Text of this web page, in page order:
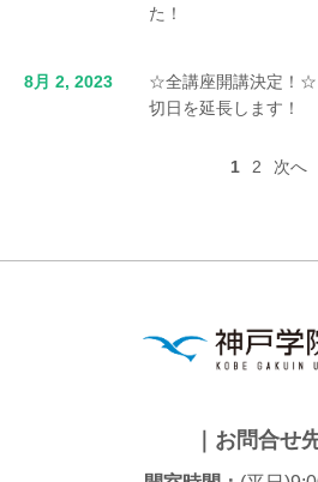
た！
8月 2, 2023
☆全講座開講決定！☆
切日を延長します！
1 2 次へ
｜お問合せ